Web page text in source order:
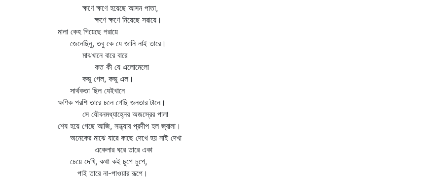
ক্ষণে ক্ষণে হয়েছে আসন পাতা,
ক্ষণে ক্ষণে নিয়েছে সরায়ে।
মালা কেহ গিয়েছে পরায়ে
জেনেছিনু, তবু কে যে জানি নাই তারে।
মাঝখানে বারে বারে
কত কী যে এলোমেলো
কভু গেল, কভু এল।
সার্থকতা ছিল যেইখানে
ক্ষণিক পরশি তারে চলে গেছি জনতার টানে।
সে যৌবনমধ্যাহ্নের অজস্রের পালা
শেষ হয়ে গেছে আজি, সন্ধ্যার প্রদীপ হল জ্বালা।
অনেকের মাঝে যারে কাছে দেখে হয় নাই দেখা
একেলার ঘরে তারে একা
চেয়ে দেখি, কথা কই চুপে চুপে,
পাই তারে না-পাওয়ার রূপে।